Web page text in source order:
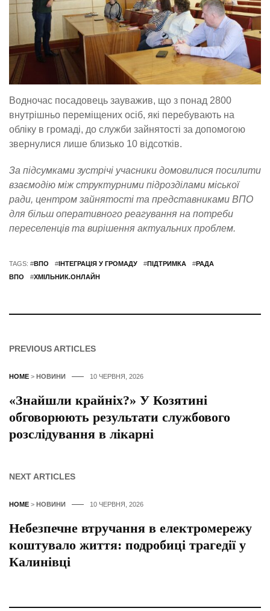
Водночас посадовець зауважив, що з понад 2800
внутрішньо переміщених осіб, які перебувають на
обліку в громаді, до служби зайнятості за допомогою
звернулися лише близько 10 відсотків.
За підсумками зустрічі учасники домовилися посилити
взаємодію між структурними підрозділами міської
ради, центром зайнятості та представниками ВПО
для більш оперативного реагування на потреби
переселенців та вирішення актуальних проблем.
TAGS: #ВПО #ІНТЕГРАЦІЯ У ГРОМАДУ #ПІДТРИМКА #РАДА
ВПО
#ХМІЛЬНИК.ОНЛАЙН
PREVIOUS ARTICLES
HOME > НОВИНИ 10 ЧЕРВНЯ, 2026
«Знайшли крайніх?» У Козятині
обговорюють результати службового
розслідування в лікарні
NEXT ARTICLES
HOME > НОВИНИ 10 ЧЕРВНЯ, 2026
Небезпечне втручання в електромережу
коштувало життя: подробиці трагедії у
Калинівці